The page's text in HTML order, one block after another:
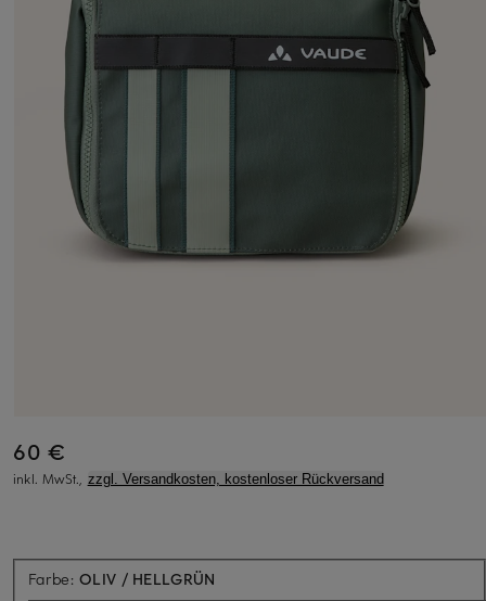
60 €
inkl. MwSt., zzgl. Versandkosten, kostenloser Rückversand
Farbe:OLIV / HELLGRÜN